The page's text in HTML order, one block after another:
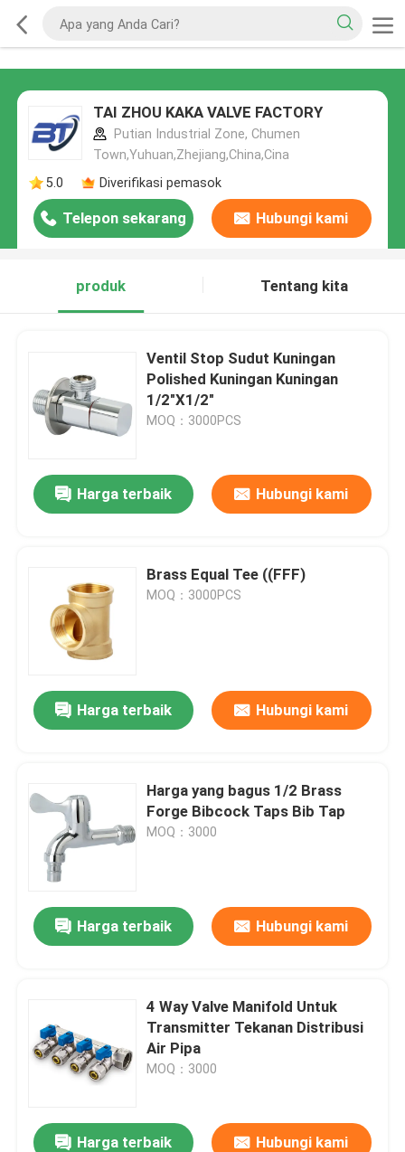
TAI ZHOU KAKA VALVE FACTORY
Putian Industrial Zone, Chumen
Town,Yuhuan,Zhejiang,China,Cina
5.0
Diverifikasi pemasok
Telepon sekarang Hubungi kami
produk Tentang kita
Ventil Stop Sudut Kuningan
Polished Kuningan Kuningan
1/2"X1/2"
MOQ：3000PCS
Harga terbaik Hubungi kami
Brass Equal Tee ((FFF)
MOQ：3000PCS
Harga terbaik Hubungi kami
Harga yang bagus 1/2 Brass
Forge Bibcock Taps Bib Tap
MOQ：3000
Harga terbaik Hubungi kami
4 Way Valve Manifold Untuk
Transmitter Tekanan Distribusi
Air Pipa
MOQ：3000
Harga terbaik Hubungi kami